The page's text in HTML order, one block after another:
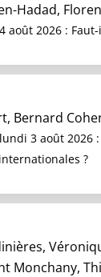
Hadad,
2026 :
Bernard
3 août
?
Monchany,